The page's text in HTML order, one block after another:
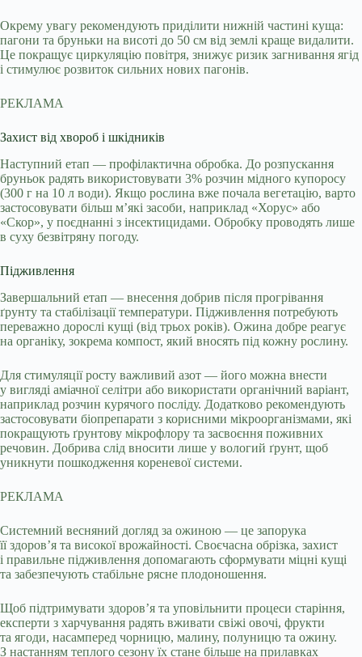
Окрему увагу рекомендують приділити нижній частині куща:
пагони та бруньки на висоті до 50 см від землі краще видалити.
Це покращує циркуляцію повітря, знижує ризик загнивання ягід
і стимулює розвиток сильних нових пагонів.
РЕКЛАМА
Захист від хвороб і шкідників
Наступний етап — профілактична обробка. До розпускання
бруньок радять використовувати 3% розчин мідного купоросу
(300 г на 10 л води). Якщо рослина вже почала вегетацію, варто
застосовувати більш м’які засоби, наприклад «Хорус» або
«Скор», у поєднанні з інсектицидами. Обробку проводять лише
в суху безвітряну погоду.
Підживлення
Завершальний етап — внесення добрив після прогрівання
ґрунту та стабілізації температури. Підживлення потребують
переважно дорослі кущі (від трьох років). Ожина добре реагує
на органіку, зокрема компост, який вносять під кожну рослину.
Для стимуляції росту важливий азот — його можна внести
у вигляді аміачної селітри або використати органічний варіант,
наприклад розчин курячого посліду. Додатково рекомендують
застосовувати біопрепарати з корисними мікроорганізмами, які
покращують ґрунтову мікрофлору та засвоєння поживних
речовин. Добрива слід вносити лише у вологий ґрунт, щоб
уникнути пошкодження кореневої системи.
РЕКЛАМА
Системний весняний догляд за ожиною — це запорука
її здоров’я та високої врожайності. Своєчасна обрізка, захист
і правильне підживлення допомагають сформувати міцні кущі
та забезпечують стабільне рясне плодоношення.
Щоб підтримувати здоров’я та уповільнити процеси старіння,
експерти з харчування радять вживати свіжі овочі, фрукти
та ягоди, насамперед чорницю, малину, полуницю та ожину.
З настанням теплого сезону їх стане більше на прилавках